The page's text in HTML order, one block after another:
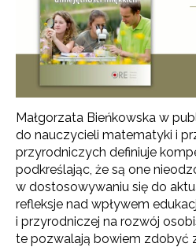
Małgorzata Bieńkowska w
do nauczycieli matematyki i
przyrodniczych definiuje
podkreślając, że są one
w dostosowywaniu się do
refleksje nad wpływem
i przyrodniczej na rozwój
te pozwalają bowiem zdobyć